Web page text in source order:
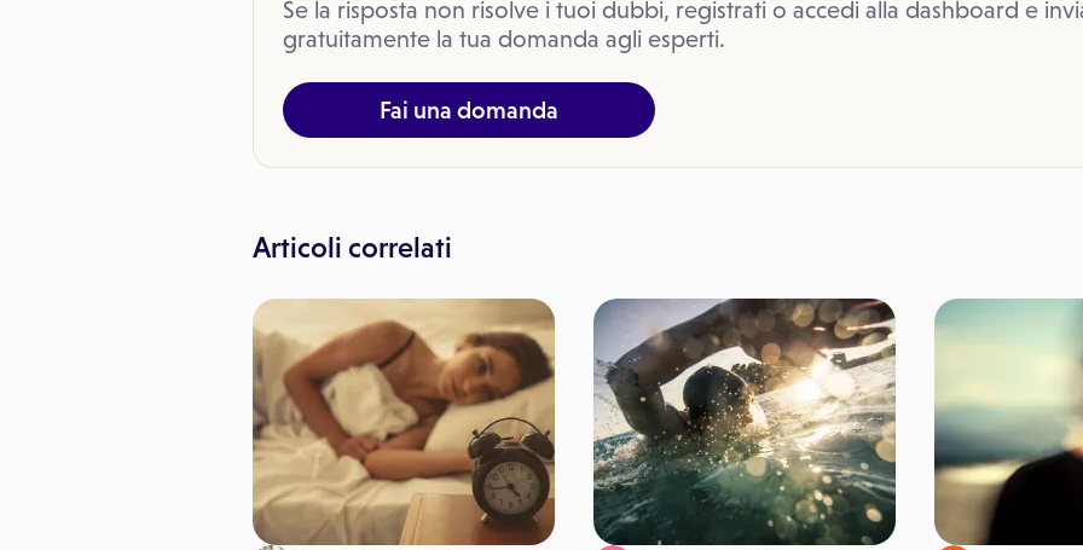
Se la risposta non risolve i tuoi dubbi, registrati o accedi alla dashboard e
gratuitamente la tua domanda agli esperti.
Fai una domanda
Articoli correlati